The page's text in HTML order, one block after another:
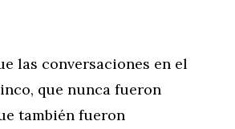
las conversaciones en el
que nunca fueron
también fueron